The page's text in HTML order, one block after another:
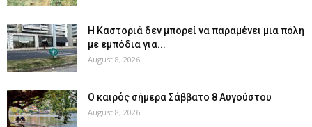
Η Καστοριά δεν μπορεί να παραμένει μια πόλη
με εμπόδια για...
August 8, 2026
Ο καιρός σήμερα Σάββατο 8 Αυγούστου
August 8, 2026